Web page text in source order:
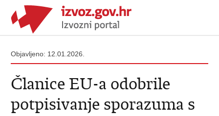
Objavljeno: 12.01.2026.
Članice EU-a odobrile
potpisivanje sporazuma s